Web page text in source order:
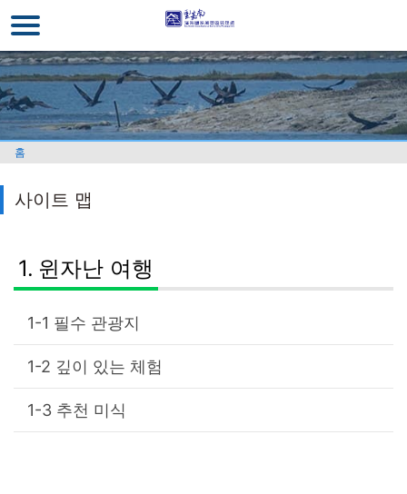
요
내
용
섹
션
으
로
이
홈
사이트 맵
윈자난 여행
필수 관광지
깊이 있는 체험
추천 미식